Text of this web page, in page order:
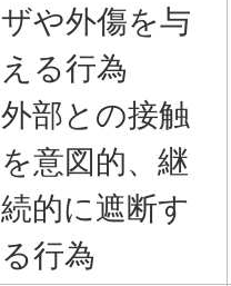
ザや外傷を与
える行為
外部との接触
を意図的、継
続的に遮断す
る行為